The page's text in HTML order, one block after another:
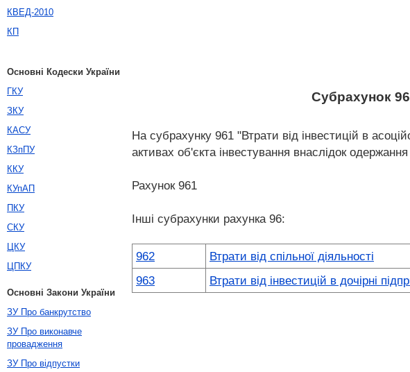
Субрахунок
На субрахунку 961 "Втрати від інвестицій в
активах об'єкта інвестування внаслідок
Рахунок 961
Інші субрахунки рахунка 96:
962
Втрати від спільної діяльності
963
Втрати від інвестицій в дочірні
КВЕД-2010
КП
Основні Кодески України
ГКУ
ЗКУ
КАСУ
КЗпПУ
ККУ
КУпАП
ПКУ
СКУ
ЦКУ
ЦПКУ
Основні Закони України
ЗУ Про банкрутство
ЗУ Про виконавче
провадження
ЗУ Про відпустки